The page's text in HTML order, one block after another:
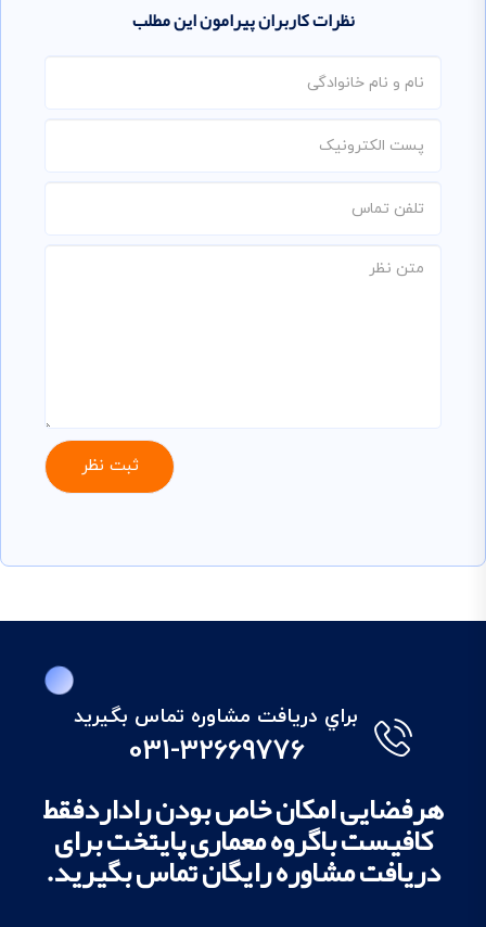
نظرات کاربران پیرامون این مطلب
براي دريافت مشاوره تماس بگيريد
031-32669776
هرفضایی امکان خاص بودن راداردفقط
کافیست باگروه معماری پایتخت برای
دریافت مشاوره رایگان تماس بگیرید.